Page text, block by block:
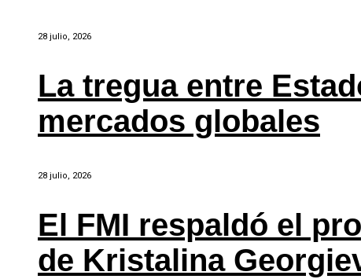
28 julio, 2026
La tregua entre
mercados globales
28 julio, 2026
El FMI respaldó el
de Kristalina